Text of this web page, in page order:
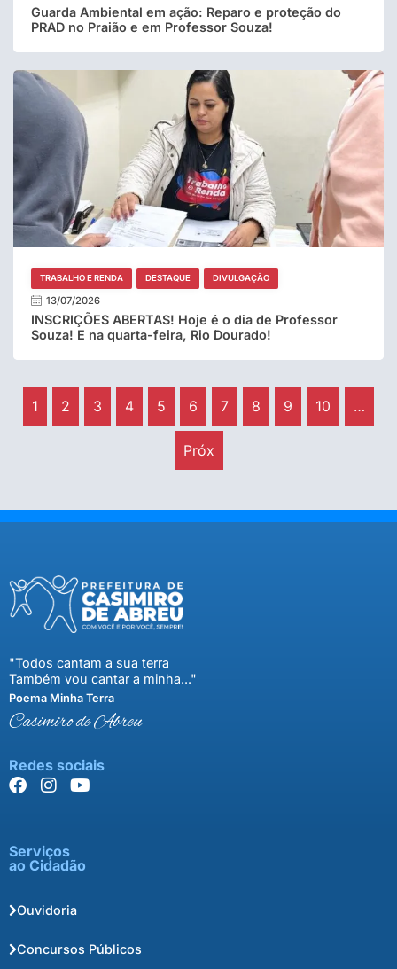
Guarda Ambiental em ação: Reparo e proteção do
PRAD no Praião e em Professor Souza!
TRABALHO E RENDA DESTAQUE DIVULGAÇÃO
13/07/2026
INSCRIÇÕES ABERTAS! Hoje é o dia de Professor
Souza! E na quarta-feira, Rio Dourado!
1 2 3 4 5 6 7 8 9 10 …
Próx
"Todos cantam a sua terra
Também vou cantar a minha..."
Poema Minha Terra
Casimiro de Abreu
Redes sociais
Serviços
ao Cidadão
Ouvidoria
Concursos Públicos